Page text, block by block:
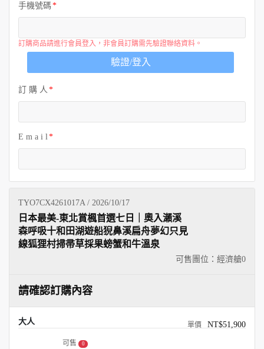
手機號碼
訂購商品請進行會員登入，非會員訂購需先驗證聯絡資料。
驗證/登入
訂 購 人
E m a i l
TYO7CX4261017A / 2026/10/17
可售團位：經濟艙0
日本最美-東北賞楓首選七日｜奧入瀨溪
森呼吸十和田湖遊船猊鼻溪扁舟夢幻只見
線狐狸村掃帚草採果螃蟹和牛溫泉
請確認訂購內容
大人 NT$51,900
可售 0